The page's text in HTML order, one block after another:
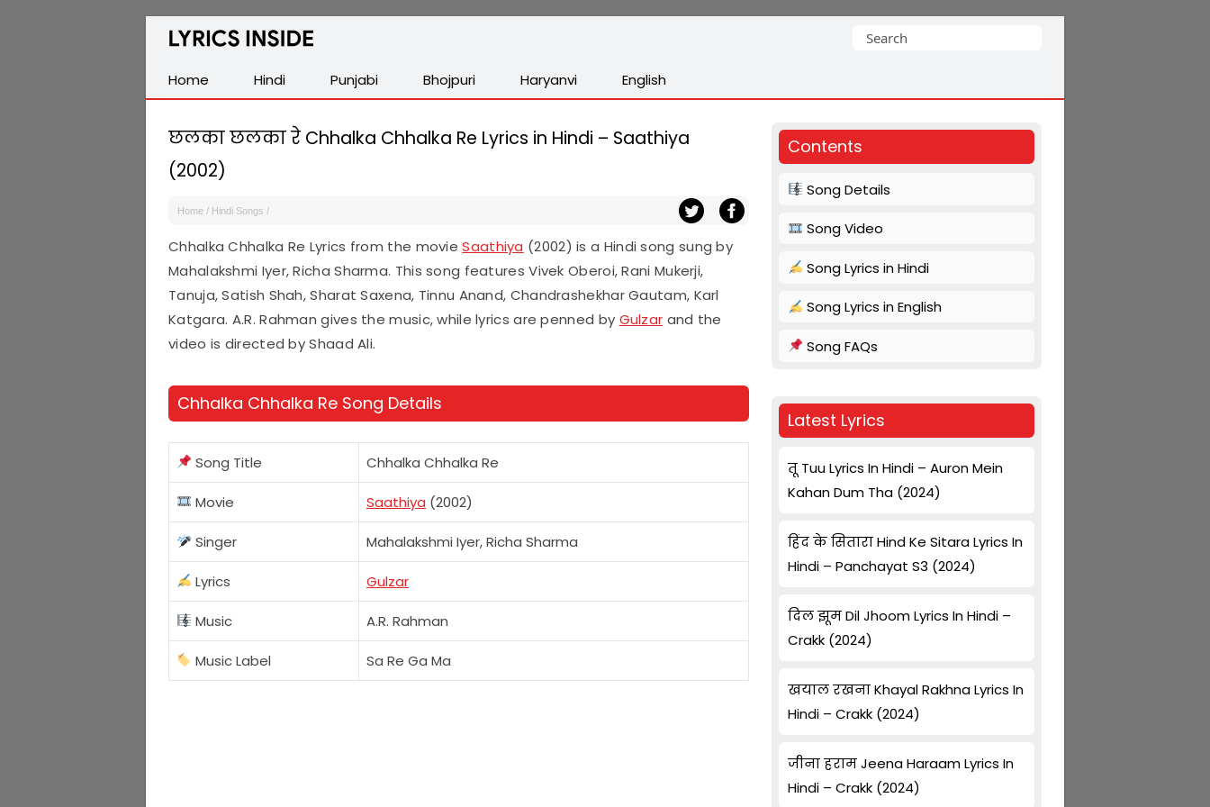
Latest
Hindi,
Tamil,
Malayalam,
English,
Punjabi
Search
Home
Hindi Punjabi Bhojpuri Haryanvi English
छलका छलका रे Chhalka Chhalka Re Lyrics in Hindi – Saathiya
(2002)
Home / Hindi Songs /
Chhalka Chhalka Re Lyrics from the movieSaathiya (2002) is a Hindi song sung by
Mahalakshmi Iyer, Richa Sharma. This song features Vivek Oberoi, Rani Mukerji,
Tanuja, Satish Shah, Sharat Saxena, Tinnu Anand, Chandrashekhar Gautam, Karl
Katgara. A.R. Rahman gives the music, while lyrics are penned by Gulzar and the
video is directed by Shaad Ali.
Chhalka Chhalka Re Song Details
Song Title Chhalka Chhalka Re
Movie Saathiya (2002)
Singer Mahalakshmi Iyer, Richa Sharma
Lyrics Gulzar
Music A.R. Rahman
Music Label Sa Re Ga Ma
Contents
Song Details
Song Video
Song Lyrics in Hindi
Song Lyrics in English
Song FAQs
Latest Lyrics
तू Tuu Lyrics In Hindi – Auron Mein
Kahan Dum Tha (2024)
हिंद के सितारा Hind Ke Sitara Lyrics In
Hindi – Panchayat S3 (2024)
दिल झूम Dil Jhoom Lyrics In Hindi –
Crakk (2024)
खयाल रखना Khayal Rakhna Lyrics In
Hindi – Crakk (2024)
जीना हराम Jeena Haraam Lyrics In
Hindi – Crakk (2024)